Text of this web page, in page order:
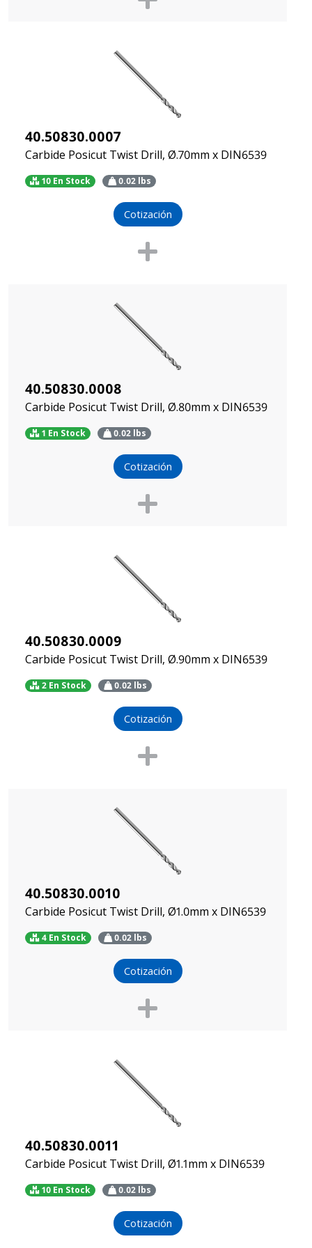
40.50830.0007
Carbide Posicut Twist Drill, Ø.70mm x DIN6539
10 En Stock 0.02lbs
Cotización
40.50830.0008
Carbide Posicut Twist Drill, Ø.80mm x DIN6539
1 En Stock 0.02lbs
Cotización
40.50830.0009
Carbide Posicut Twist Drill, Ø.90mm x DIN6539
2 En Stock 0.02lbs
Cotización
40.50830.0010
Carbide Posicut Twist Drill, Ø1.0mm x DIN6539
4 En Stock 0.02lbs
Cotización
40.50830.0011
Carbide Posicut Twist Drill, Ø1.1mm x DIN6539
10 En Stock 0.02lbs
Cotización